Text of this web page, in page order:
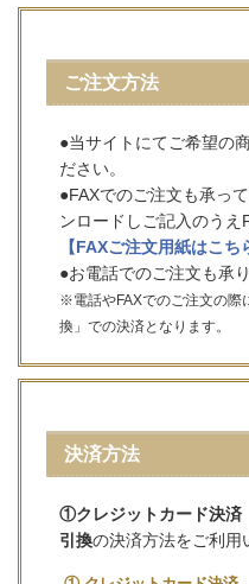
ご注文方法
●当サイトにてご希望の
ださい。
●FAXでのご注文も承っ
ンロードしご記入のう
【FAXご注文用紙はこち
●お電話でのご注文も承り
※電話やFAXでのご注文の際
換」での決済となります。
決済方法
①クレジットカード決
引換の決済方法をご利用